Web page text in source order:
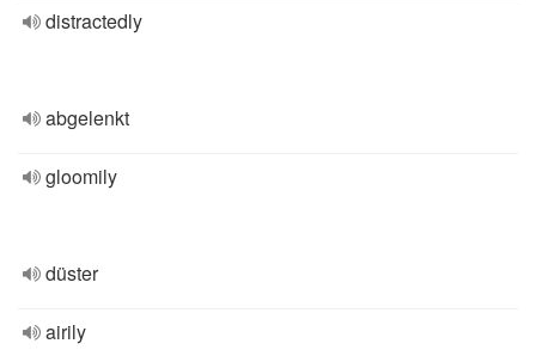
distractedly
abgelenkt
gloomily
düster
airily